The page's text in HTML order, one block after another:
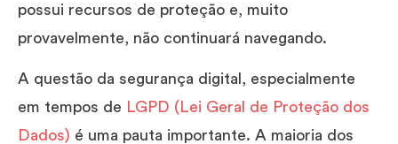
possui recursos de proteção e, muito
provavelmente, não continuará navegando.
A questão da segurança digital, especialmente
em tempos de LGPD (Lei Geral de Proteção dos
Dados) é uma pauta importante. A maioria dos